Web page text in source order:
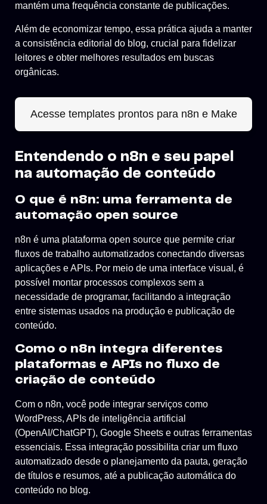
mantém uma frequência constante de publicações.
Além de economizar tempo, essa prática ajuda a manter
a consistência editorial do blog, crucial para fidelizar
leitores e obter melhores resultados em buscas
orgânicas.
Acesse templates prontos para n8n e Make
Entendendo o n8n e seu papel
na automação de conteúdo
O que é n8n: uma ferramenta de
automação open source
n8n é uma plataforma open source que permite criar
fluxos de trabalho automatizados conectando diversas
aplicações e APIs. Por meio de uma interface visual, é
possível montar processos complexos sem a
necessidade de programar, facilitando a integração
entre sistemas usados na produção e publicação de
conteúdo.
Como o n8n integra diferentes
plataformas e APIs no fluxo de
criação de conteúdo
Com o n8n, você pode integrar serviços como
WordPress, APIs de inteligência artificial
(OpenAI/ChatGPT), Google Sheets e outras ferramentas
essenciais. Essa integração possibilita criar um fluxo
automatizado desde o planejamento da pauta, geração
de títulos e resumos, até a publicação automática do
conteúdo no blog.